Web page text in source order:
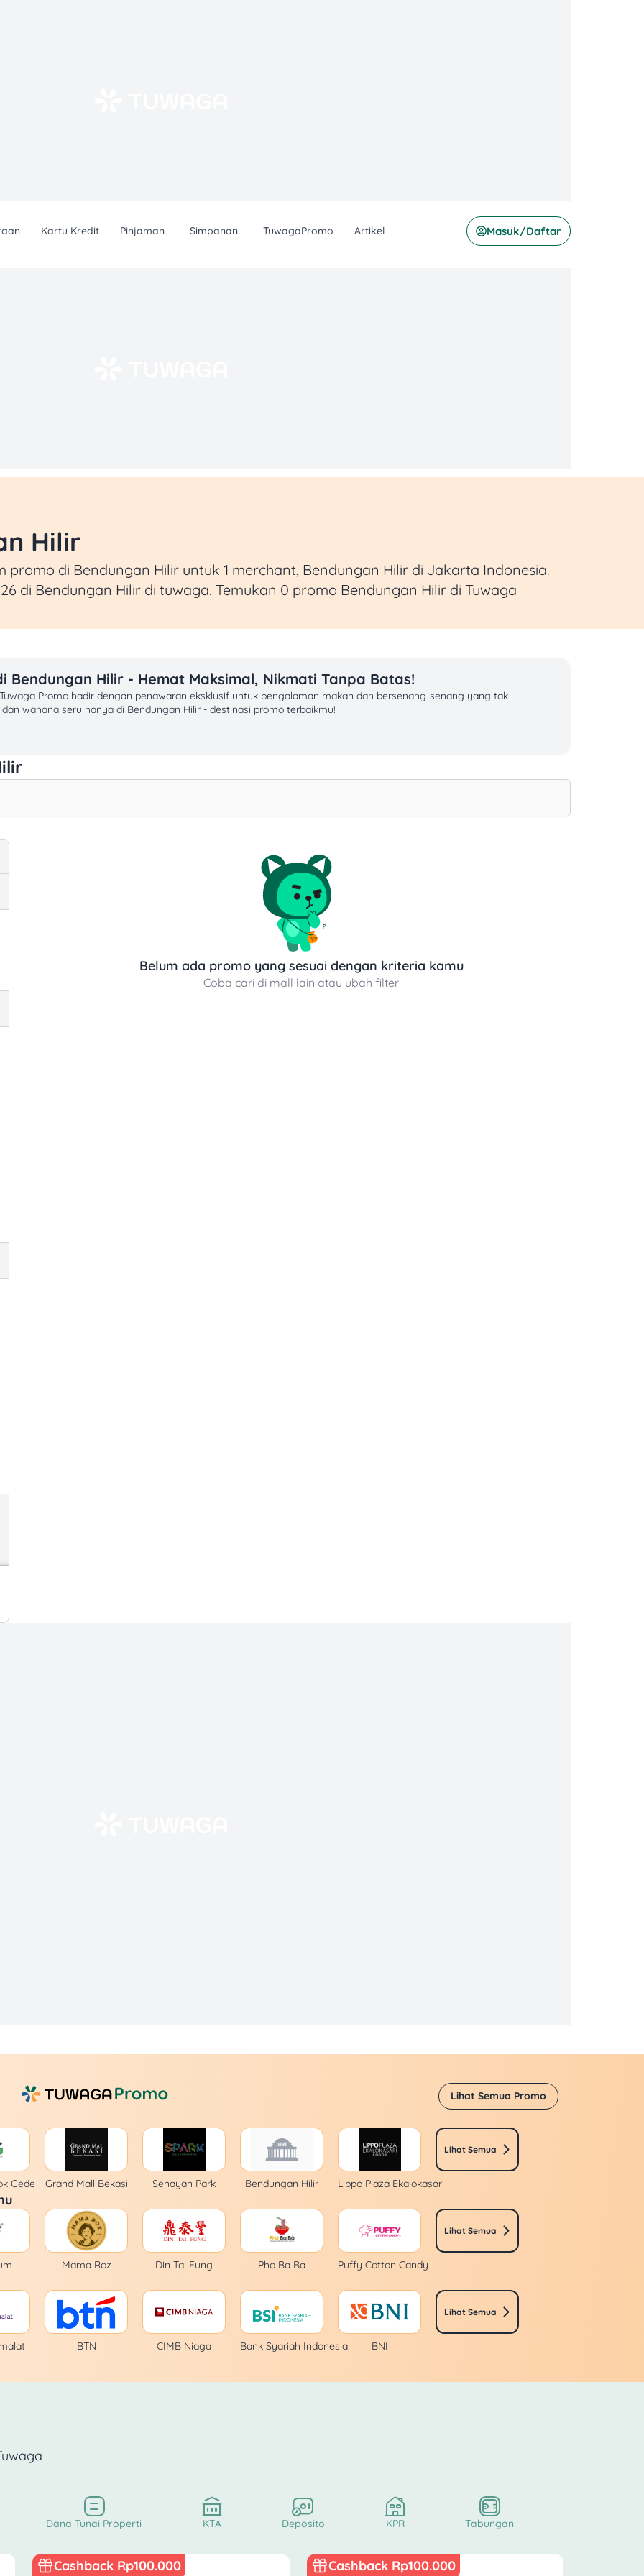
Kartu Kredit Pinjaman Simpanan TuwagaPromo Artikel Masuk/Daftar
Hilir
promo di Bendungan Hilir untuk 1 merchant, Bendungan Hilir di Jakarta Indonesia.
di Bendungan Hilir di tuwaga. Temukan 0 promo Bendungan Hilir di Tuwaga
Bendungan Hilir - Hemat Maksimal, Nikmati Tanpa Batas!
Promo hadir dengan penawaran eksklusif untuk pengalaman makan dan bersenang-senang yang tak
wahana seru hanya di Bendungan Hilir - destinasi promo terbaikmu!
diskon makan siang
seru
setia
dan hiburan favoritmu hari ini!
Belum ada promo yang sesuai dengan kriteria kamu
Coba cari di mall lain atau ubah filter
Lihat Semua Promo
Gede Grand Mall Bekasi Senayan Park Bendungan Hilir Lippo Plaza Ekalokasari
Lihat Semua
Mama Roz Din Tai Fung Pho Ba Ba Puffy Cotton Candy
Lihat Semua
BTN CIMB Niaga Bank Syariah Indonesia BNI
Lihat Semua
Dana Tunai Properti KTA Deposito KPR Tabungan
Cashback Rp100.000 Cashback Rp100.000